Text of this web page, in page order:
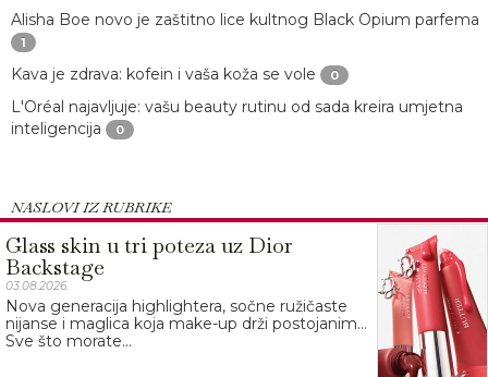
Alisha Boe novo je zaštitno lice kultnog Black Opium parfema
1
Kava je zdrava: kofein i vaša koža se vole 0
L'Oréal najavljuje: vašu beauty rutinu od sada kreira umjetna
inteligencija
0
NASLOVI IZ RUBRIKE
Glass skin u tri poteza uz Dior
Backstage
03.08.2026.
Nova generacija highlightera, sočne ružičaste
nijanse i maglica koja make-up drži postojanim…
Sve što morate...